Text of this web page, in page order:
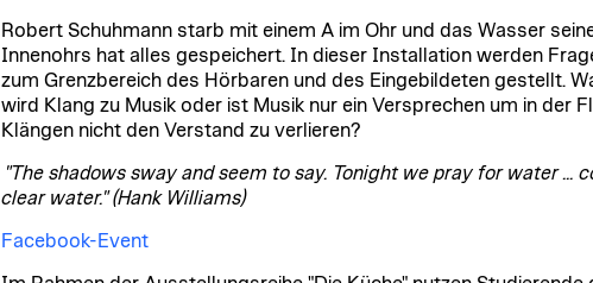
Robert Schuhmann starb mit einem A im Ohr und das Wasser
Innenohrs hat alles gespeichert. In dieser Installation werden
zum Grenzbereich des Hörbaren und des Eingebildeten gestellt.
wird Klang zu Musik oder ist Musik nur ein Versprechen um in der
Klängen nicht den Verstand zu verlieren?
"The shadows sway and seem to say. Tonight we pray for water ...
clear water." (Hank Williams)
Facebook-Event